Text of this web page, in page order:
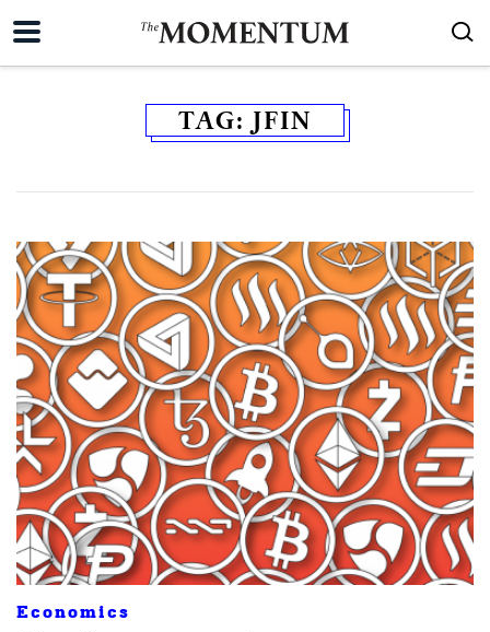
TAG: JFIN
Economics
ค้นหา
SHARE TWEET LINE EMAIL